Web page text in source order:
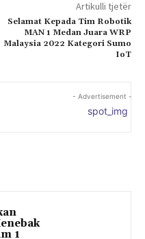
Artikulli tjetër
Selamat Kepada Tim Robotik
MAN 1 Medan Juara WRP
Malaysia 2022 Kategori Sumo
IoT
- Advertisement -
1